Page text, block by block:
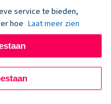
service te bieden,
hoe Laat meer zien